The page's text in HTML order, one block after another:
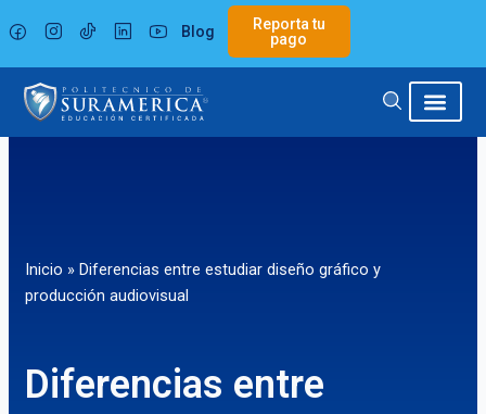
al
contenido
Blog
Reporta tu
pago
Inicio » Diferencias entre estudiar diseño gráfico y
producción audiovisual
Diferencias entre